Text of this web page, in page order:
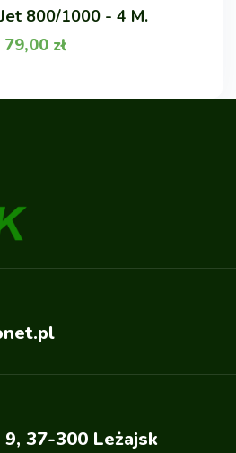
800/1000 - 4 M.
79,00 zł
9, 37-300 Leżajsk